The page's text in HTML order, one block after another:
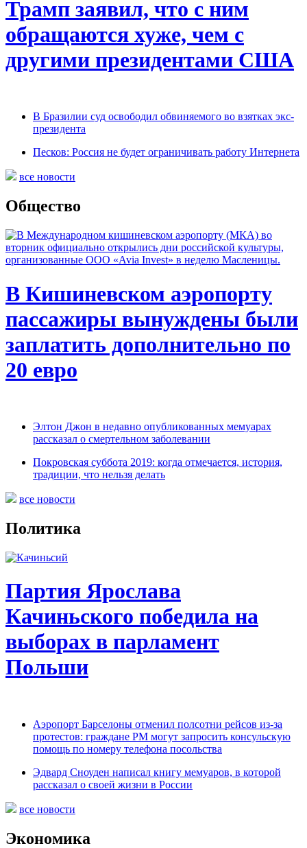
Трамп заявил, что с ним
обращаются хуже, чем с
другими президентами США
В Бразилии суд освободил обвиняемого во взятках экс-
президента
Песков: Россия не будет ограничивать работу Интернета
все новости
Общество
В Кишиневском аэропорту
пассажиры вынуждены были
заплатить дополнительно по
20 евро
Элтон Джон в недавно опубликованных мемуарах
рассказал о смертельном заболевании
Покровская суббота 2019: когда отмечается, история,
традиции, что нельзя делать
все новости
Политика
Партия Ярослава
Качиньского победила на
выборах в парламент
Польши
Аэропорт Барселоны отменил полсотни рейсов из-за
протестов: граждане РМ могут запросить консульскую
помощь по номеру телефона посольства
Эдвард Сноуден написал книгу мемуаров, в которой
рассказал о своей жизни в России
все новости
Экономика